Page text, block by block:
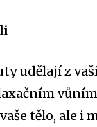
udělají z
tělo, ale i